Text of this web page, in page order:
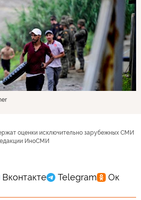
оценки исключительно зарубежных СМИ
ИноСМИ